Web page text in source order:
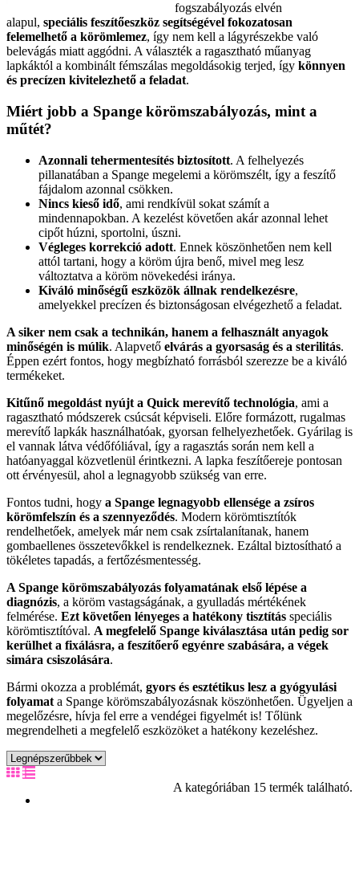
fogszabályozás elvén
alapul, speciális feszítőeszköz segítségével fokozatosan
felemelhető a körömlemez, így nem kell a lágyrészekbe való
belevágás miatt aggódni. A választék a ragasztható műanyag
lapkáktól a kombinált fémszálas megoldásokig terjed, így könnyen
és precízen kivitelezhető a feladat.
Miért jobb a Spange körömszabályozás, mint a
műtét?
Azonnali tehermentesítés biztosított. A felhelyezés
pillanatában a Spange megelemi a körömszélt, így a feszítő
fájdalom azonnal csökken.
Nincs kieső idő, ami rendkívül sokat számít a
mindennapokban. A kezelést követően akár azonnal lehet
cipőt húzni, sportolni, úszni.
Végleges korrekció adott. Ennek köszönhetően nem kell
attól tartani, hogy a köröm újra benő, mivel meg lesz
változtatva a köröm növekedési iránya.
Kiváló minőségű eszközök állnak rendelkezésre,
amelyekkel precízen és biztonságosan elvégezhető a feladat.
A siker nem csak a technikán, hanem a felhasznált anyagok
minőségén is múlik. Alapvető elvárás a gyorsaság és a sterilitás.
Éppen ezért fontos, hogy megbízható forrásból szerezze be a kiváló
termékeket.
Kitűnő megoldást nyújt a Quick merevítő technológia, ami a
ragasztható módszerek csúcsát képviseli. Előre formázott, rugalmas
merevítő lapkák használhatóak, gyorsan felhelyezhetőek. Gyárilag is
el vannak látva védőfóliával, így a ragasztás során nem kell a
hatóanyaggal közvetlenül érintkezni. A lapka feszítőereje pontosan
ott érvényesül, ahol a legnagyobb szükség van erre.
Fontos tudni, hogy a Spange legnagyobb ellensége a zsíros
körömfelszín és a szennyeződés. Modern körömtisztítók
rendelhetőek, amelyek már nem csak zsírtalanítanak, hanem
gombaellenes összetevőkkel is rendelkeznek. Ezáltal biztosítható a
tökéletes tapadás, a fertőzésmentesség.
A Spange körömszabályozás folyamatának első lépése a
diagnózis, a köröm vastagságának, a gyulladás mértékének
felmérése. Ezt követően lényeges a hatékony tisztítás speciális
körömtisztítóval. A megfelelő Spange kiválasztása után pedig sor
kerülhet a fixálásra, a feszítőerő egyénre szabására, a végek
simára csiszolására.
Bármi okozza a problémát, gyors és esztétikus lesz a gyógyulási
folyamat a Spange körömszabályozásnak köszönhetően. Ügyeljen a
megelőzésre, hívja fel erre a vendégei figyelmét is! Tőlünk
megrendelheti a megfelelő eszközöket a hatékony kezeléshez.
A kategóriában 15 termék található.